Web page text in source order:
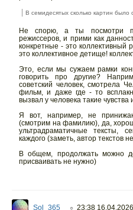
В семидесятых сколько картин было
Не спорю, а ты посмотри
режиссеров, и прими как
конкретные - это коллективный
это коллективное детище!
Это, если мы сужаем рамки
говорить про другие?
советский человек, смотрела
фильм, и даже где - то
вызвал у человека такие чувства
Я вот, например, не
(смотрим на фамилию), да,
ультрадраматичные тексты,
каждого (заметь, автор текстов
В общем, продолжать можно
присваивать не нужно)
Sol_365 ○ 23:38 16.04.2026